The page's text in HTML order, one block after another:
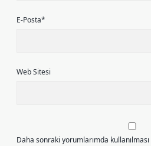
E-Posta*
Web Sitesi
Daha sonraki yorumlarımda